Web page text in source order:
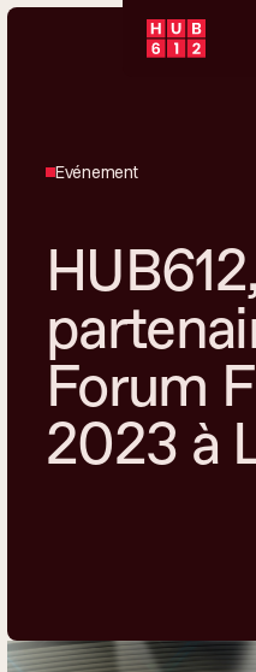
Evénement
HUB612,
Forum
2023 à